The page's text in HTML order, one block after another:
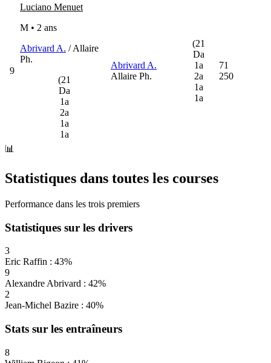
9
Luciano Menuet
M • 2 ans
Abrivard A. / Allaire
Ph.
(21
Da
1a
2a
1a
1a
Abrivard A.
Allaire Ph.
(21
Da
1a
2a
1a
1a
71
250
📊
Statistiques dans toutes les courses
Performance dans les trois premiers
Statistiques sur les drivers
3
Eric Raffin : 43%
9
Alexandre Abrivard : 42%
2
Jean-Michel Bazire : 40%
Stats sur les entraîneurs
8